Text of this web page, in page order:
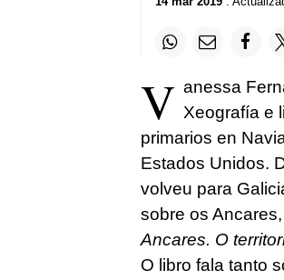
V anessa
Xeografía e
primarios en
Estados Unidos.
volveu para
sobre os
Ancares. O
O libro fala tanto